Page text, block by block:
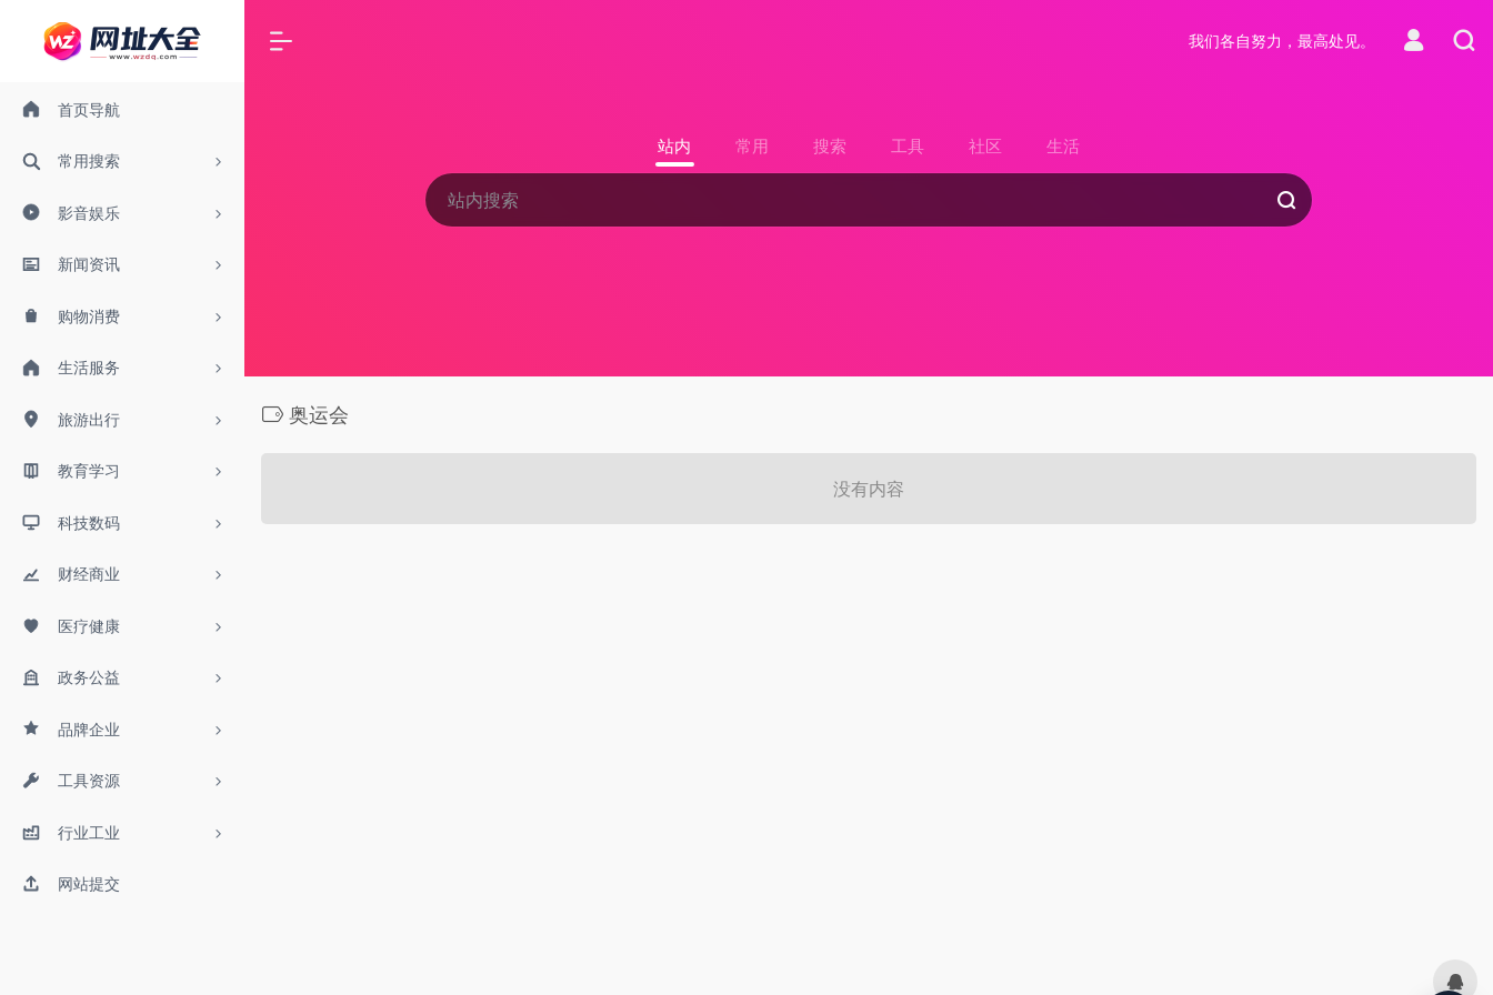
首页导航
常用搜索
影音娱乐
新闻资讯
购物消费
生活服务
旅游出行
教育学习
科技数码
财经商业
医疗健康
政务公益
品牌企业
工具资源
行业工业
网站提交
我们各自努力，最高处见。
站内 常用 搜索 工具 社区 生活
奥运会
没有内容